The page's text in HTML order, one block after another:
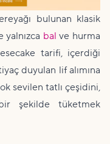
bulunan klasik
bal ve hurma
tarifi, içerdiği
duyulan lif alımına
sevilen tatlı çeşidini,
şekilde tüketmek